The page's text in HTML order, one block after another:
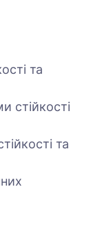
та
стійкості
та